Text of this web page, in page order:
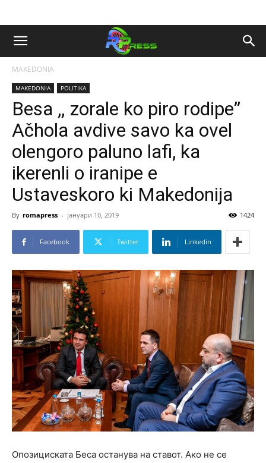
MAKEDONIA
MAKEDONIA POLITIKA
Besa ,, zorale ko piro rodipe”
Ačhola avdive savo ka ovel
olengoro paluno lafi, ka
ikerenli o iranipe e
Ustaveskoro ki Makedonija
By romapress - јануари 10, 2019 1424
Facebook Twitter Linkedin
Опозициската Беса останува на ставот. Ако не се